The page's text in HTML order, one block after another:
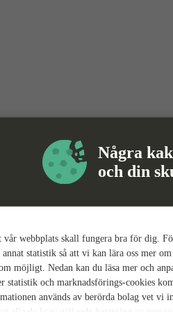
Några
och din
webbplats skall fungera bra för dig.
statistik så att vi kan lära oss mer
möjligt. Nedan kan du läsa mer och
statistik och marknadsförings-cookies
används av berörda bolag vet